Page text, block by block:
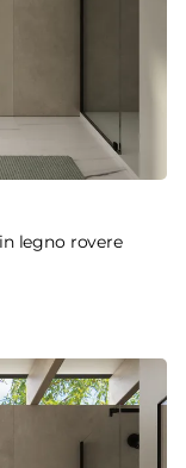
legno rovere